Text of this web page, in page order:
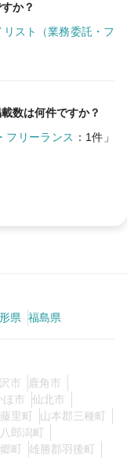
か？
リスト（業務委託・フ
数は何件ですか？
フリーランス ：1件」
県 福島県
市
鹿角市
ほ市
仙北市
里町
山本郡三種町
郎潟町
町
雄勝郡羽後町